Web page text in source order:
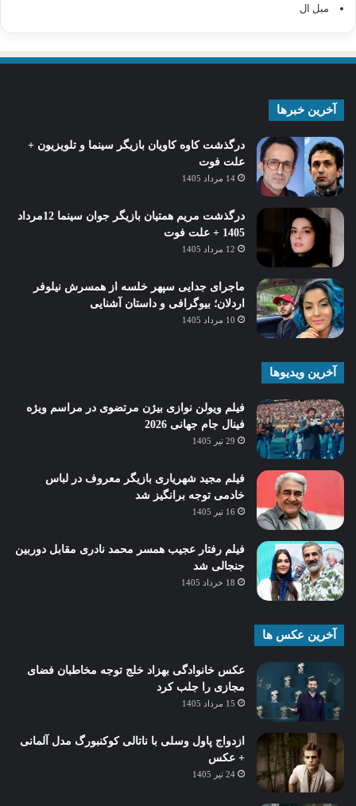
مبل ال
آخرین خبرها
درگذشت کاوه کاویان بازیگر سینما و تلویزیون +
علت فوت
14 مرداد 1405
درگذشت مریم همتیان بازیگر جوان سینما 12مرداد
1405 + علت فوت
12 مرداد 1405
ماجرای جدایی سپهر خلسه از همسرش نیلوفر
اردلان؛ بیوگرافی و داستان آشنایی
10 مرداد 1405
آخرین ویدیوها
فیلم ویولن نوازی بیژن مرتضوی در مراسم ویژه
فینال جام جهانی 2026
29 تیر 1405
فیلم مجید شهریاری بازیگر معروف در لباس
خادمی توجه برانگیز شد
16 تیر 1405
فیلم رفتار عجیب همسر محمد نادری مقابل دوربین
جنجالی شد
18 خرداد 1405
آخرین عکس ها
عکس خانوادگی بهزاد خلج توجه مخاطبان فضای
مجازی را جلب کرد
15 مرداد 1405
ازدواج پاول وسلی با ناتالی کوکنبورگ مدل آلمانی
+ عکس
24 تیر 1405